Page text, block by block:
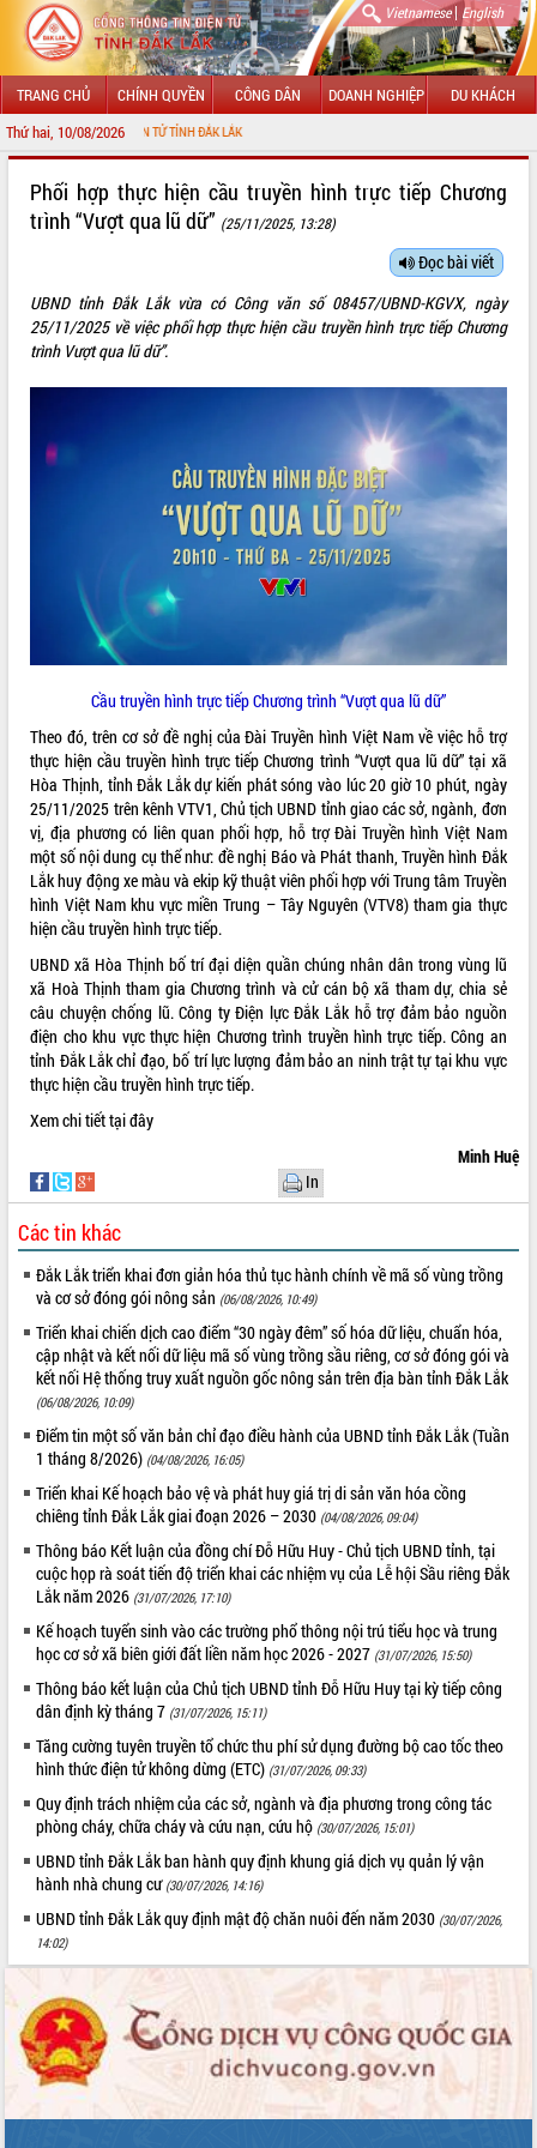
Vietnamese| English
TRANG CHỦ CHÍNH QUYỀN CÔNG DÂN DOANH NGHIỆP DU KHÁCH
Thứ hai, 10/08/2026
THÔNG TIN ĐIỆN TỬ TỈNH ĐẮK LẮK
LÃNH ĐẠO UBND TỈNH
SỞ, BAN, NGÀNH
HỆ THỐNG VĂN BẢN
QUY HOẠCH - KẾ HOẠCH
Trailer Lễ hội Sầu riêng Đắk Lắk năm
Khám bệnh, cấp phát thuốc miễn phí
và tặng quà người dân xã Cư Pui
Hội nghị UBND tỉnh Đắk Lắk thường kỳ
tháng 7/2026
Lễ truy tặng danh hiệu “Bà Mẹ Việt
Nam Anh hùng” và trao Huân chương
Lao động
UBND tỉnh Đắk Lắk triển khai nhiệm
vụ 6 tháng cuối năm 2026
Kỳ họp thứ Hai, Hội đồng nhân dân
tỉnh khóa XI quyết nghị nhiều nội dung
quan trọng
Bí thư Tỉnh ủy Lương Nguyễn Minh
Triết thăm, tặng quà người có công với
cách mạng
Rà soát, hoàn thiện hệ thống thiết chế
văn hóa, thể thao đáp ứng yêu cầu
phát triển mới
Thường trực HĐND tỉnh Đắk Lắk gặp
mặt Đoàn chuyên gia y tế TP. Hồ Chí
Minh
Lễ truy điệu và an táng hài cốt liệt sĩ
tại Nghĩa trang Liệt sĩ xã Sơn Hòa
Bàn giải pháp tháo gỡ khó khăn trong
xuất khẩu sầu riêng và triển khai quy
định EUDR
Thứ trưởng Bộ Nông nghiệp và Môi
trường Nguyễn Hoàng Hiệp khảo sát
vùng trồng và doanh nghiệp đóng gói
sầu riêng tại Đắk Lắk
Trình diễn nghệ thuật chế biến các
món ăn từ sầu riêng
Đắk Lắk công bố Quy hoạch và xúc
tiến đầu tư tỉnh
ALBUM ẢNH
LIÊN KẾT WEB
THỐNG KÊ TRUY CẬP
Hôm nay: 13414
Tất cả: 66126528
Phối hợp thực hiện cầu truyền hình trực tiếp Chương
trình “Vượt qua lũ dữ” (25/11/2025, 13:28)
Đọc bài viết
UBND tỉnh Đắk Lắk vừa có Công văn số 08457/UBND-KGVX, ngày
25/11/2025 về việc phối hợp thực hiện cầu truyền hình trực tiếp Chương
trình Vượt qua lũ dữ”.
Cầu truyền hình trực tiếp Chương trình “Vượt qua lũ dữ”
Theo đó, trên cơ sở đề nghị của Đài Truyền hình Việt Nam về việc hỗ trợ
thực hiện cầu truyền hình trực tiếp Chương trình “Vượt qua lũ dữ” tại xã
Hòa Thịnh, tỉnh Đắk Lắk dự kiến phát sóng vào lúc 20 giờ 10 phút, ngày
25/11/2025 trên kênh VTV1, Chủ tịch UBND tỉnh giao các sở, ngành, đơn
vị, địa phương có liên quan phối hợp, hỗ trợ Đài Truyền hình Việt Nam
một số nội dung cụ thể như: đề nghị Báo và Phát thanh, Truyền hình Đắk
Lắk huy động xe màu và ekip kỹ thuật viên phối hợp với Trung tâm Truyền
hình Việt Nam khu vực miền Trung – Tây Nguyên (VTV8) tham gia thực
hiện cầu truyền hình trực tiếp.
UBND xã Hòa Thịnh bố trí đại diện quần chúng nhân dân trong vùng lũ
xã Hoà Thịnh tham gia Chương trình và cử cán bộ xã tham dự, chia sẻ
câu chuyện chống lũ. Công ty Điện lực Đắk Lắk hỗ trợ đảm bảo nguồn
điện cho khu vực thực hiện Chương trình truyền hình trực tiếp. Công an
tỉnh Đắk Lắk chỉ đạo, bố trí lực lượng đảm bảo an ninh trật tự tại khu vực
thực hiện cầu truyền hình trực tiếp.
Xem chi tiết tạiđây
Minh Huệ
In
Các tin khác
Đắk Lắk triển khai đơn giản hóa thủ tục hành chính về mã số vùng trồng
và cơ sở đóng gói nông sản (06/08/2026, 10:49)
Triển khai chiến dịch cao điểm “30 ngày đêm” số hóa dữ liệu, chuẩn hóa,
cập nhật và kết nối dữ liệu mã số vùng trồng sầu riêng, cơ sở đóng gói và
kết nối Hệ thống truy xuất nguồn gốc nông sản trên địa bàn tỉnh Đắk Lắk
(06/08/2026, 10:09)
Điểm tin một số văn bản chỉ đạo điều hành của UBND tỉnh Đắk Lắk (Tuần
1 tháng 8/2026) (04/08/2026, 16:05)
Triển khai Kế hoạch bảo vệ và phát huy giá trị di sản văn hóa cồng
chiêng tỉnh Đắk Lắk giai đoạn 2026 – 2030 (04/08/2026, 09:04)
Thông báo Kết luận của đồng chí Đỗ Hữu Huy - Chủ tịch UBND tỉnh, tại
cuộc họp rà soát tiến độ triển khai các nhiệm vụ của Lễ hội Sầu riêng Đắk
Lắk năm 2026 (31/07/2026, 17:10)
Kế hoạch tuyển sinh vào các trường phổ thông nội trú tiểu học và trung
học cơ sở xã biên giới đất liền năm học 2026 - 2027 (31/07/2026, 15:50)
Thông báo kết luận của Chủ tịch UBND tỉnh Đỗ Hữu Huy tại kỳ tiếp công
dân định kỳ tháng 7 (31/07/2026, 15:11)
Tăng cường tuyên truyền tổ chức thu phí sử dụng đường bộ cao tốc theo
hình thức điện tử không dừng (ETC) (31/07/2026, 09:33)
Quy định trách nhiệm của các sở, ngành và địa phương trong công tác
phòng cháy, chữa cháy và cứu nạn, cứu hộ (30/07/2026, 15:01)
UBND tỉnh Đắk Lắk ban hành quy định khung giá dịch vụ quản lý vận
hành nhà chung cư (30/07/2026, 14:16)
UBND tỉnh Đắk Lắk quy định mật độ chăn nuôi đến năm 2030 (30/07/2026,
14:02)